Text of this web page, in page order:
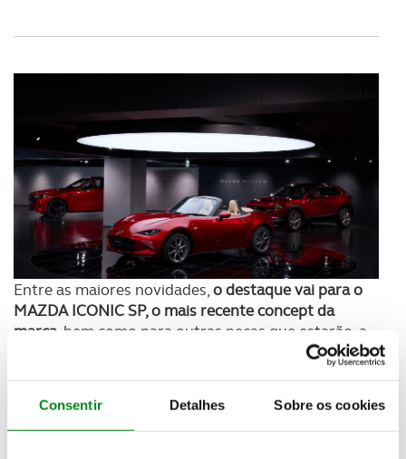
Consentir Detalhes Sobre os cookies
Entre as maiores novidades,o destaque vai para o
MAZDA ICONIC SP, o mais recente concept da
marca , bem como para outras peças que estarão, a
partir de agora, expostas ao público, permitindo-
lhes compreender melhor o apelo da Mazda, o seu
No domínio da competição automóvel, a área